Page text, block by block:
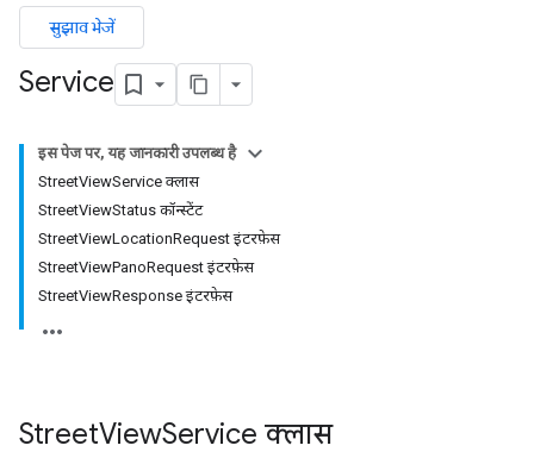
सुझाव भेजें
Service
इस पेज पर, यह जानकारी उपलब्ध है
StreetViewService क्लास
StreetViewStatus कॉन्स्टेंट
StreetViewLocationRequest इंटरफ़ेस
StreetViewPanoRequest इंटरफ़ेस
StreetViewResponse इंटरफ़ेस
StreetViewService क्लास